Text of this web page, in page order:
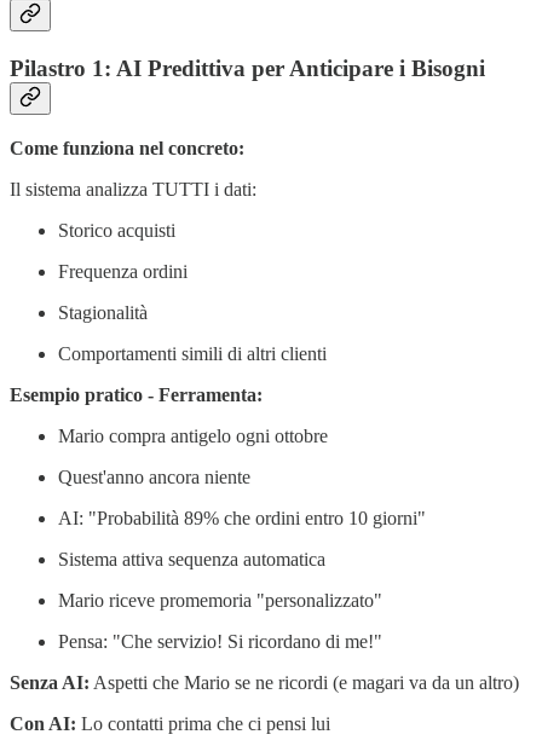
Pilastro 1: AI Predittiva per Anticipare i Bisogni
Come funziona nel concreto:
Il sistema analizza TUTTI i dati:
Storico acquisti
Frequenza ordini
Stagionalità
Comportamenti simili di altri clienti
Esempio pratico - Ferramenta:
Mario compra antigelo ogni ottobre
Quest'anno ancora niente
AI: "Probabilità 89% che ordini entro 10 giorni"
Sistema attiva sequenza automatica
Mario riceve promemoria "personalizzato"
Pensa: "Che servizio! Si ricordano di me!"
Senza AI: Aspetti che Mario se ne ricordi (e magari va da un altro)
Con AI: Lo contatti prima che ci pensi lui